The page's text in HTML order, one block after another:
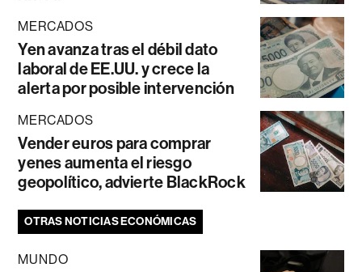
MERCADOS
Yen avanza tras el débil dato
laboral de EE.UU. y crece la
alerta por posible intervención
MERCADOS
Vender euros para comprar
yenes aumenta el riesgo
geopolítico, advierte BlackRock
OTRAS NOTICIAS ECONÓMICAS
MUNDO